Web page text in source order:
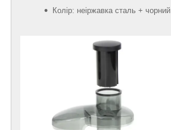
Колір: неіржавка сталь + чорний